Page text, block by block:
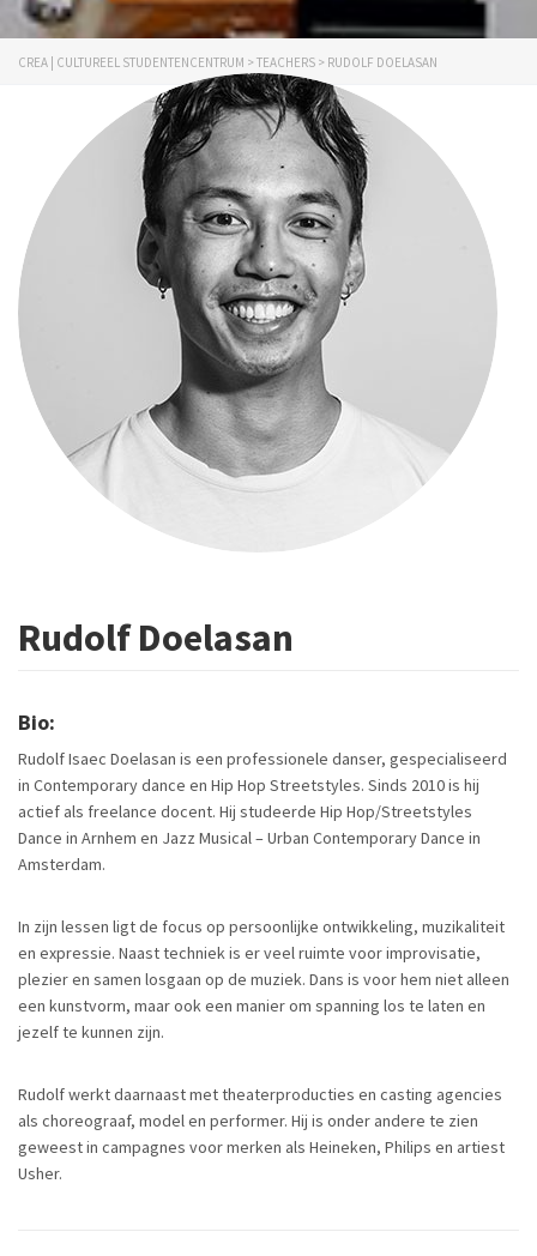
CREA | CULTUREEL STUDENTENCENTRUM > TEACHERS > RUDOLF DOELASAN
Rudolf Doelasan
Bio:
Rudolf Isaec Doelasan is een professionele danser, gespecialiseerd
in Contemporary dance en Hip Hop Streetstyles. Sinds 2010 is hij
actief als freelance docent. Hij studeerde Hip Hop/Streetstyles
Dance in Arnhem en Jazz Musical – Urban Contemporary Dance in
Amsterdam.
In zijn lessen ligt de focus op persoonlijke ontwikkeling, muzikaliteit
en expressie. Naast techniek is er veel ruimte voor improvisatie,
plezier en samen losgaan op de muziek. Dans is voor hem niet alleen
een kunstvorm, maar ook een manier om spanning los te laten en
jezelf te kunnen zijn.
Rudolf werkt daarnaast met theaterproducties en casting agencies
als choreograaf, model en performer. Hij is onder andere te zien
geweest in campagnes voor merken als Heineken, Philips en artiest
Usher.